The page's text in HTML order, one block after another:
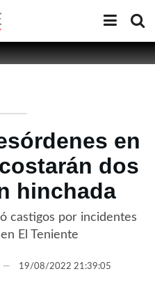
en
dos
hinchada
castigos por incidentes
El Teniente
19/08/2022 21:39:05